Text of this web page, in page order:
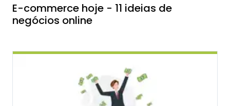
E-commerce hoje - 11 ideias de
negócios online